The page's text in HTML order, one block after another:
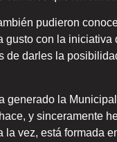
pudieron
con la iniciativa
de darles la
generado la
y sinceramente
vez, está formada